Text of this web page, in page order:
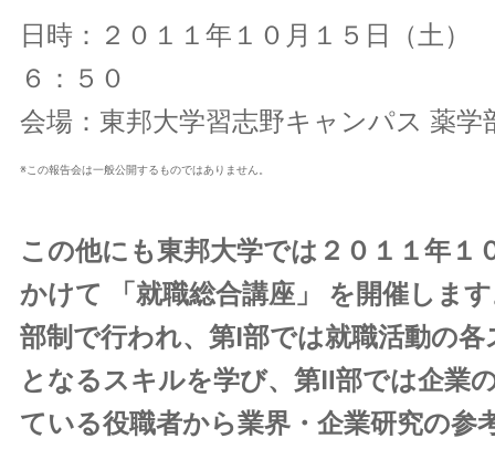
日時：２０１１年１０月１５日（土
６：５０
会場：東邦大学習志野キャンパス 薬学
※この報告会は一般公開するものではありません。
この他にも東邦大学では２０１１年１
かけて 「就職総合講座」 を開催しま
部制で行われ、第Ⅰ部では就職活動の
となるスキルを学び、第Ⅱ部では企業
ている役職者から業界・企業研究の参